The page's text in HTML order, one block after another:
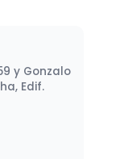
y Gonzalo
Edif.